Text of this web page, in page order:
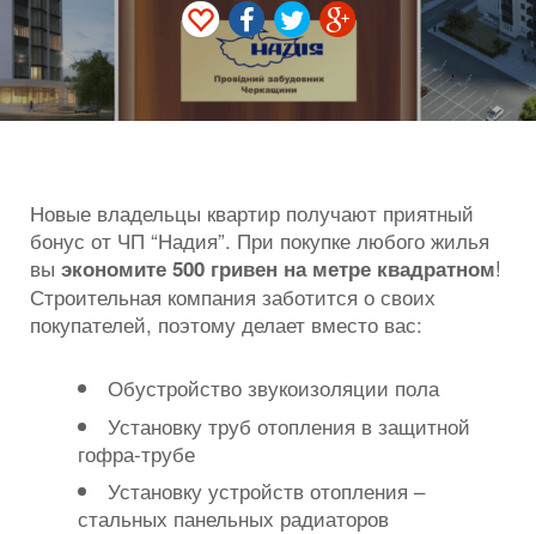
Новые владельцы квартир получают приятный
бонус от ЧП “Надия”. При покупке любого жилья
вы экономите 500 гривен на метре квадратном!
Строительная компания заботится о своих
покупателей, поэтому делает вместо вас:
Обустройство звукоизоляции пола
Установку труб отопления в защитной
гофра-трубе
Установку устройств отопления –
стальных панельных радиаторов